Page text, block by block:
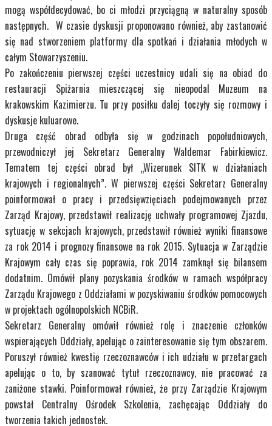
mogą współdecydować, bo ci młodzi przyciągną w naturalny sposób
następnych. W czasie dyskusji proponowano również, aby zastanowić
się nad stworzeniem platformy dla spotkań i działania młodych w
całym Stowarzyszeniu.
Po zakończeniu pierwszej części uczestnicy udali się na obiad do
restauracji Spiżarnia mieszczącej się nieopodal Muzeum na
krakowskim Kazimierzu. Tu przy posiłku dalej toczyły się rozmowy i
dyskusje kuluarowe.
Druga część obrad odbyła się w godzinach popołudniowych,
przewodniczył jej Sekretarz Generalny Waldemar Fabirkiewicz.
Tematem tej części obrad był „Wizerunek SITK w działaniach
krajowych i regionalnych”. W pierwszej części Sekretarz Generalny
poinformował o pracy i przedsięwzięciach podejmowanych przez
Zarząd Krajowy, przedstawił realizację uchwały programowej Zjazdu,
sytuację w sekcjach krajowych, przedstawił również wyniki finansowe
za rok 2014 i prognozy finansowe na rok 2015. Sytuacja w Zarządzie
Krajowym cały czas się poprawia, rok 2014 zamknął się bilansem
dodatnim. Omówił plany pozyskania środków w ramach współpracy
Zarządu Krajowego z Oddziałami w pozyskiwaniu środków pomocowych
w projektach ogólnopolskich NCBiR.
Sekretarz Generalny omówił również rolę i znaczenie członków
wspierających Oddziały, apelując o zainteresowanie się tym obszarem.
Poruszył również kwestię rzeczoznawców i ich udziału w przetargach
apelując o to, by szanować tytuł rzeczoznawcy, nie pracować za
zaniżone stawki. Poinformował również, że przy Zarządzie Krajowym
powstał Centralny Ośrodek Szkolenia, zachęcając Oddziały do
tworzenia takich jednostek.